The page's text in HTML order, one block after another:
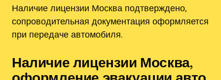
Наличие лицензии Москва подтверждено,
сопроводительная документация оформляется
при передаче автомобиля.
Наличие лицензии Москва,